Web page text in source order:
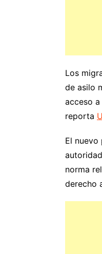
Los
de asilo
acceso
reporta
El nuevo
norma
derecho